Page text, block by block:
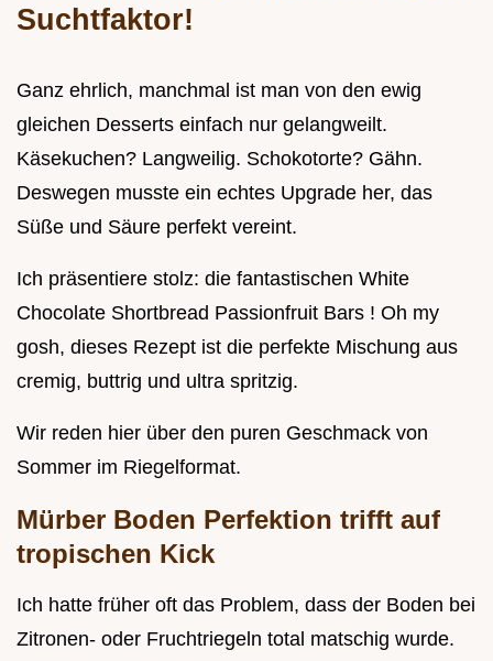
Suchtfaktor!
Ganz ehrlich, manchmal ist man von den ewig
gleichen Desserts einfach nur gelangweilt.
Käsekuchen? Langweilig. Schokotorte? Gähn.
Deswegen musste ein echtes Upgrade her, das
Süße und Säure perfekt vereint.
Ich präsentiere stolz: die fantastischen White
Chocolate Shortbread Passionfruit Bars ! Oh my
gosh, dieses Rezept ist die perfekte Mischung aus
cremig, buttrig und ultra spritzig.
Wir reden hier über den puren Geschmack von
Sommer im Riegelformat.
Mürber Boden Perfektion trifft auf
tropischen Kick
Ich hatte früher oft das Problem, dass der Boden bei
Zitronen- oder Fruchtriegeln total matschig wurde.